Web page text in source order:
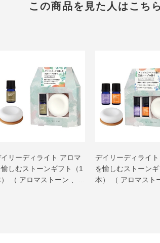
この商品を見た人はこち
リーディライト アロマ
愉しむストーンギフト（1
（ アロマストーン 、
デイリーディライ
を愉しむストーン
本） （ アロマスト